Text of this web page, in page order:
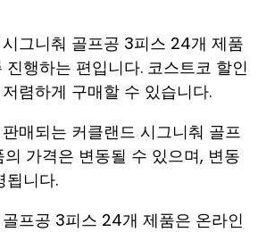
그니춰 골프공 3피스 24개 제품
행하는 편입니다. 코스트코 할인
렴하게 구매할 수 있습니다.
매되는 커클랜드 시그니춰 골프
가격은 변동될 수 있으며, 변동
됩니다.
프공 3피스 24개 제품은 온라인